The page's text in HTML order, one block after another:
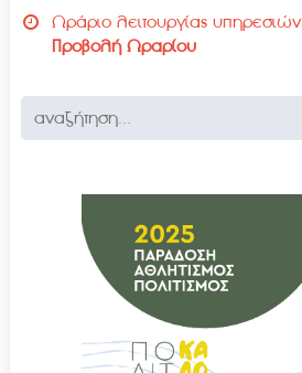
Ωράριο λειτουργίας
Προβολή Ωραρίου